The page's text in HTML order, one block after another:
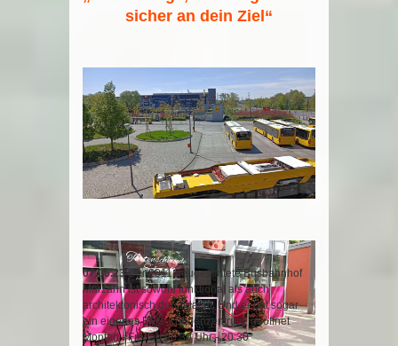
sicher an dein Ziel“
07.06.23Der 2011 neugestaltete Busbahnhof
Marzahn ist sowohl funktional als auch
architektonisch durchdacht. Und er hat sogar
ein eigenes BVG-Kundenzentrum, geöffnet
Montag - Freitag 06:30 Uhr - 20:30